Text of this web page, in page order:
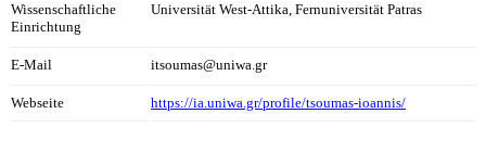
Wissenschaftliche
Einrichtung
Universität West-Attika, Fernuniversität Patras
E-Mail itsoumas@uniwa.gr
Webseite https://ia.uniwa.gr/profile/tsoumas-ioannis/